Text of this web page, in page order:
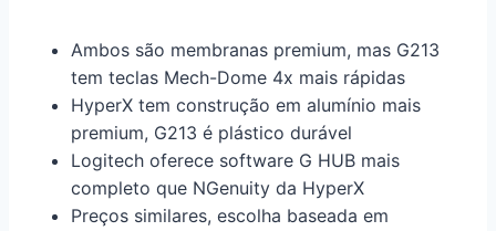
Ambos são membranas premium, mas G213
tem teclas Mech-Dome 4x mais rápidas
HyperX tem construção em alumínio mais
premium, G213 é plástico durável
Logitech oferece software G HUB mais
completo que NGenuity da HyperX
Preços similares, escolha baseada em